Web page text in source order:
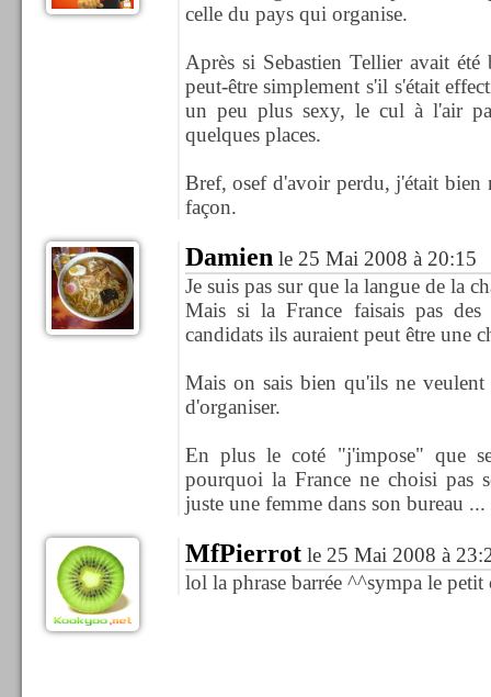
celle du pays qui organise.
Après si Sebastien Tellier avait
peut-être simplement s'il s'était
un peu plus sexy, le cul à l'air
quelques places.
Bref, osef d'avoir perdu, j'était
façon.
Damien le 25 Mai 2008 à 20:15
Je suis pas sur que la langue de la
Mais si la France faisais pas
candidats ils auraient peut être une
Mais on sais bien qu'ils ne veulent
d'organiser.
En plus le coté "j'impose" que
pourquoi la France ne choisi pas
juste une femme dans son bureau ...
MfPierrotle 25 Mai 2008 à
lol la phrase barrée ^^sympa le